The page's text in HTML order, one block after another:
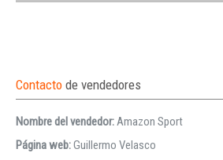
Contacto de vendedores
Nombre del vendedor:Amazon Sport
Página web:Guillermo Velasco